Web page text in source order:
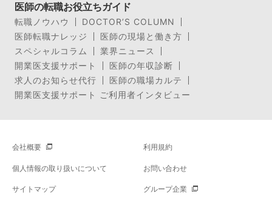
医師の転職お役立ちガイド
転職ノウハウ
DOCTOR’S COLUMN
医師転職ナレッジ
医師の現場と働き方
スペシャルコラム
業界ニュース
開業医支援サポート
医師の年収診断
求人のお知らせ代行
医師の職場カルテ
開業医支援サポート ご利用者インタビュー
会社概要 利用規約
個人情報の取り扱いについて お問い合わせ
サイトマップ グループ企業